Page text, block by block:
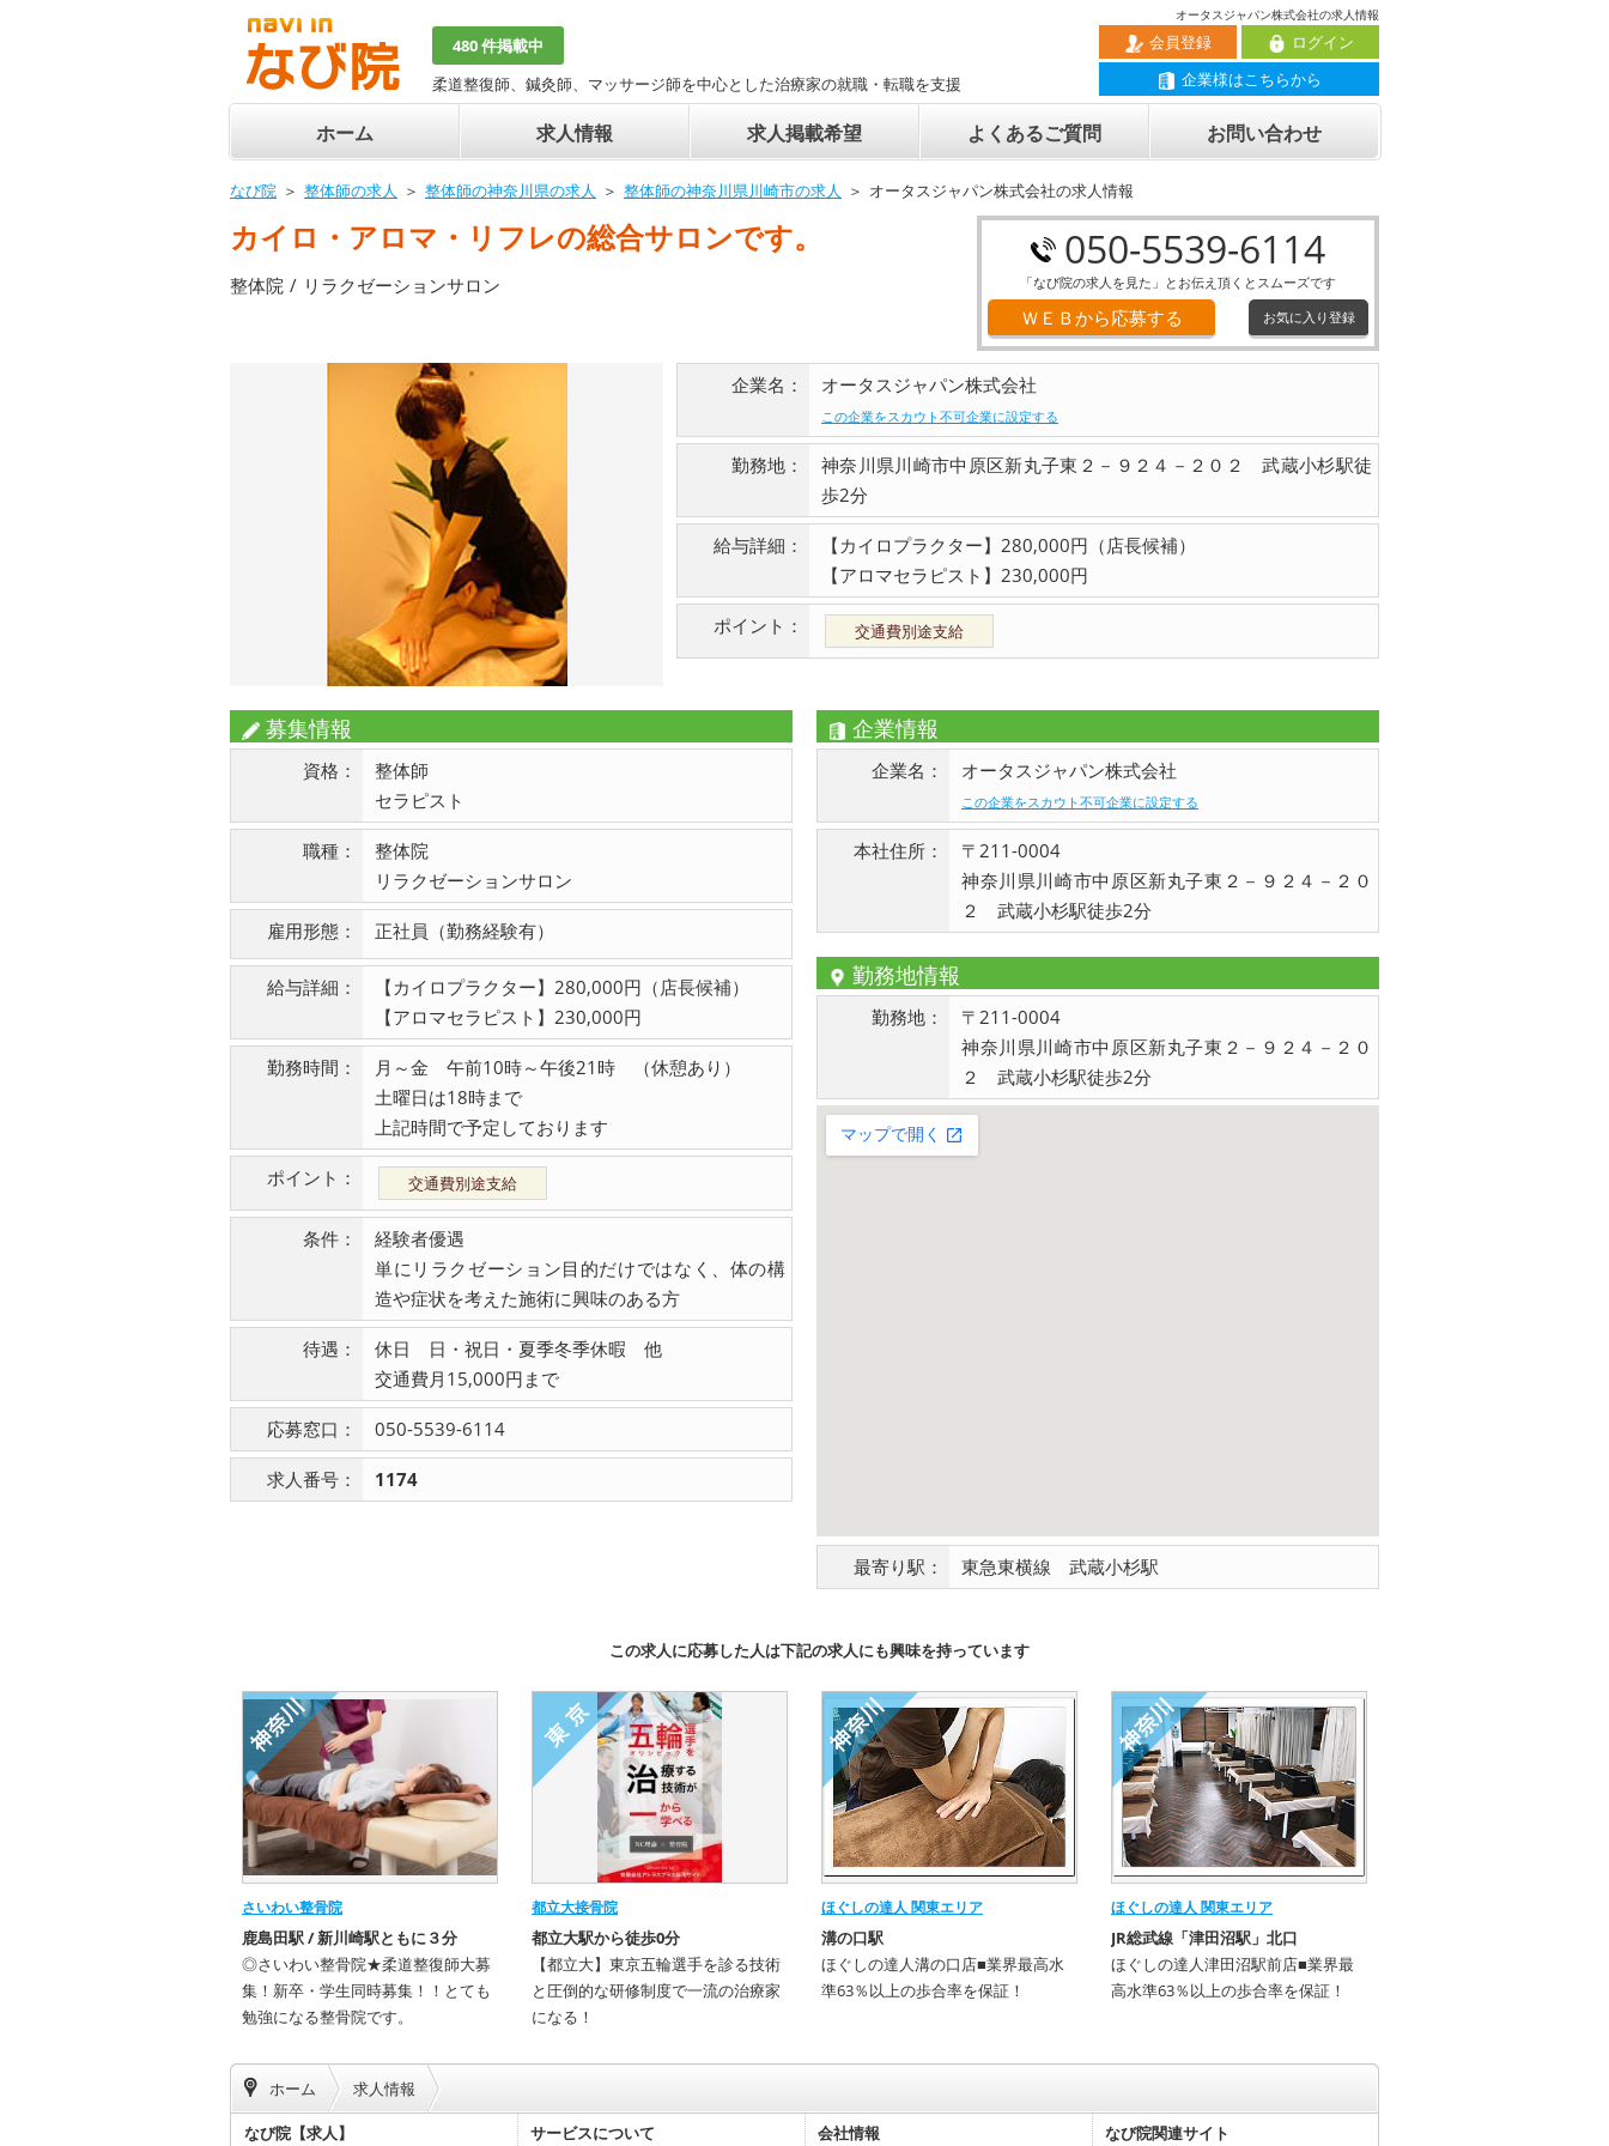
オータスジャパン株式会社の求人情報
480 件掲載中
柔道整復師、鍼灸師、マッサージ師を中心とした治療家の就職・転職を支援
ログイン
会員登録
企業様はこちらから
ホーム 求人情報 求人掲載希望 よくあるご質問 お問い合わせ
なび院 整体師の求人 整体師の神奈川県の求人 整体師の神奈川県川崎市の求人 オータスジャパン株式会社の求人情報
050-5539-6114
「なび院の求人を見た」とお伝え頂くとスムーズです
ＷＥＢから応募する お気に入り登録
カイロ・アロマ・リフレの総合サロンです。
整体院 リラクゼーションサロン
企業名： オータスジャパン株式会社
この企業をスカウト不可企業に設定する
勤務地：
神奈川県川崎市中原区新丸子東２－９２４－２０２ 武蔵小杉駅徒
歩2分
給与詳細：
【カイロプラクター】280,000円（店長候補）
【アロマセラピスト】230,000円
ポイント： 交通費別途支給
募集情報
資格：
整体師
セラピスト
職種：
整体院
リラクゼーションサロン
雇用形態： 正社員（勤務経験有）
給与詳細：
【カイロプラクター】280,000円（店長候補）
【アロマセラピスト】230,000円
勤務時間：
月～金 午前10時～午後21時 （休憩あり）
土曜日は18時まで
上記時間で予定しております
ポイント： 交通費別途支給
条件：
経験者優遇
単にリラクゼーション目的だけではなく、体の構
造や症状を考えた施術に興味のある方
待遇：
休日 日・祝日・夏季冬季休暇 他
交通費月15,000円まで
応募窓口： 050-5539-6114
求人番号： 1174
企業情報
企業名： オータスジャパン株式会社
この企業をスカウト不可企業に設定する
本社住所：
〒211-0004
神奈川県川崎市中原区新丸子東２－９２４－２０
２ 武蔵小杉駅徒歩2分
勤務地情報
勤務地：
〒211-0004
神奈川県川崎市中原区新丸子東２－９２４－２０
２ 武蔵小杉駅徒歩2分
最寄り駅： 東急東横線 武蔵小杉駅
この求人に応募した人は下記の求人にも興味を持っています
さいわい整骨院
鹿島田駅 / 新川崎駅ともに３分
◎さいわい整骨院★柔道整復師大募
集！新卒・学生同時募集！！とても
勉強になる整骨院です。
都立大接骨院
都立大駅から徒歩0分
【都立大】東京五輪選手を診る技術
と圧倒的な研修制度で一流の治療家
になる！
ほぐしの達人 関東エリア
溝の口駅
ほぐしの達人溝の口店■業界最高水
準63％以上の歩合率を保証！
ほぐしの達人 関東エリア
JR総武線「津田沼駅」北口
ほぐしの達人津田沼駅前店■業界最
高水準63％以上の歩合率を保証！
ホーム 求人情報
なび院【求人】 サービスについて 会社情報 なび院関連サイト